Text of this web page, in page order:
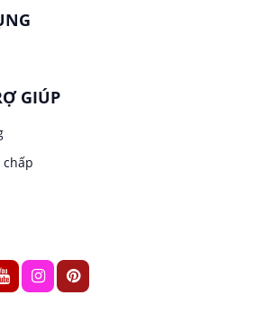
sạn
Thới
Nhất
Hưng
GIÚP